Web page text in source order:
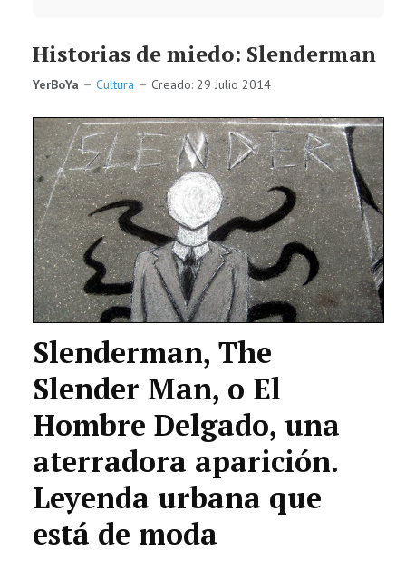
Historias de miedo: Slenderman
YerBoYa Cultura Creado: 29 Julio 2014
Slenderman, The
Slender Man, o El
Hombre Delgado, una
aterradora aparición.
Leyenda urbana que
está de moda